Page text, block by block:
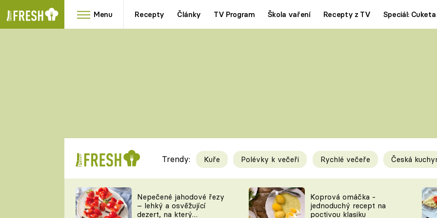
Menu Recepty Články TV Program Škola vaření Recepty z TV Speciál: Cuketa
RYCHLOVKY
Videorecepty
TEĎ VAŘÍ ŠÉF!
Tipy a triky
KAM ZA JÍDLEM
Trendy: Kuře Polévky k večeři Rychlé večeře Česká
Nepečené jahodové řezy
– lehký a osvěžující
dezert, na který
Koprová omáčka -
jednoduchý recept na
poctivou klasiku